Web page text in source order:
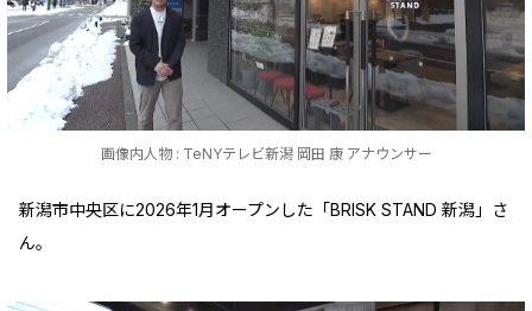
画像内人物 : TeNYテレビ新潟 岡田 康 アナウンサー
新潟市中央区に2026年1月オープンした「BRISK STAND 新潟」さ
ん。